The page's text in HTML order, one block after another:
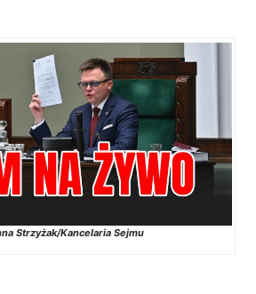
Strzyżak/Kancelaria Sejmu